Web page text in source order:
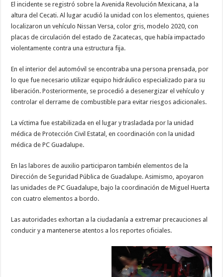
El incidente se registró sobre la Avenida Revolución Mexicana, a la
altura del Cecati. Al lugar acudió la unidad con los elementos, quienes
localizaron un vehículo Nissan Versa, color gris, modelo 2020, con
placas de circulación del estado de Zacatecas, que había impactado
violentamente contra una estructura fija.
En el interior del automóvil se encontraba una persona prensada, por
lo que fue necesario utilizar equipo hidráulico especializado para su
liberación. Posteriormente, se procedió a desenergizar el vehículo y
controlar el derrame de combustible para evitar riesgos adicionales.
La víctima fue estabilizada en el lugar y trasladada por la unidad
médica de Protección Civil Estatal, en coordinación con la unidad
médica de PC Guadalupe.
En las labores de auxilio participaron también elementos de la
Dirección de Seguridad Pública de Guadalupe. Asimismo, apoyaron
las unidades de PC Guadalupe, bajo la coordinación de Miguel Huerta
con cuatro elementos a bordo.
Las autoridades exhortan a la ciudadanía a extremar precauciones al
conducir y a mantenerse atentos a los reportes oficiales.